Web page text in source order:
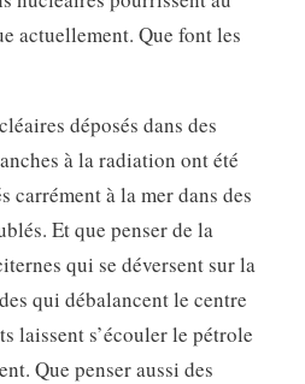
actuellement. Que font les
déposés dans des
à la radiation ont été
carrément à la mer dans des
Et que penser de la
qui se déversent sur la
qui débalancent le centre
laissent s’écouler le pétrole
Que penser aussi des